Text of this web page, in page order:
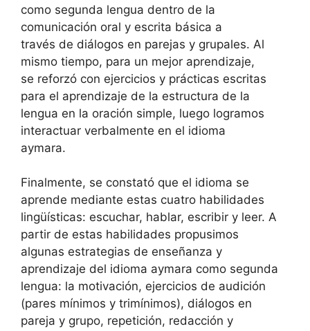
como segunda lengua dentro de la
comunicación oral y escrita básica a
través de diálogos en parejas y grupales. Al
mismo tiempo, para un mejor aprendizaje,
se reforzó con ejercicios y prácticas escritas
para el aprendizaje de la estructura de la
lengua en la oración simple, luego logramos
interactuar verbalmente en el idioma
aymara.
Finalmente, se constató que el idioma se
aprende mediante estas cuatro habilidades
lingüísticas: escuchar, hablar, escribir y leer. A
partir de estas habilidades propusimos
algunas estrategias de enseñanza y
aprendizaje del idioma aymara como segunda
lengua: la motivación, ejercicios de audición
(pares mínimos y trimínimos), diálogos en
pareja y grupo, repetición, redacción y